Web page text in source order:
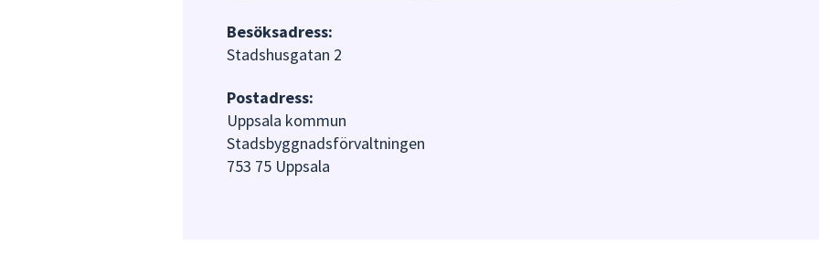
Besöksadress:
Stadshusgatan 2
Postadress:
Uppsala kommun
Stadsbyggnadsförvaltningen
753 75 Uppsala